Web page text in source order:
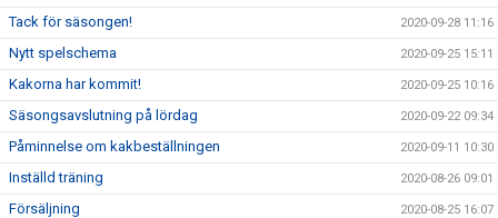
Tack för säsongen! 2020-09-28 11:16
Nytt spelschema 2020-09-25 15:11
Kakorna har kommit! 2020-09-25 10:16
Säsongsavslutning på lördag 2020-09-22 09:34
Påminnelse om kakbeställningen 2020-09-11 10:30
Inställd träning 2020-08-26 09:01
Försäljning 2020-08-25 16:07